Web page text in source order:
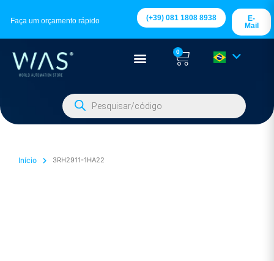
Faça um orçamento rápido (+39) 081 1808 8938
E-
Mail
0
Início 3RH2911-1HA22